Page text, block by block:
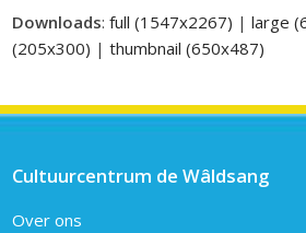
Downloads:full (1547x2267) |large
(205x300) |thumbnail (650x487)
Cultuurcentrum de Wâldsang
Over ons